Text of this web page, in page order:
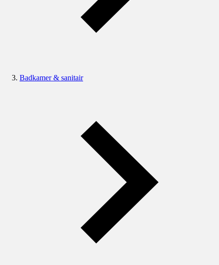
Badkamer & sanitair